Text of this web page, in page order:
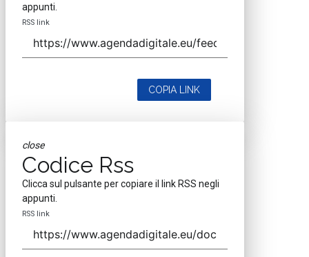
appunti.
RSS link
COPIA LINK
close
Codice Rss
Clicca sul pulsante per copiare il link RSS negli
appunti.
RSS link